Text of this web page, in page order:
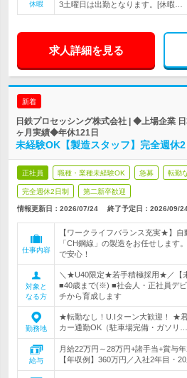
休暇 3土曜日は出勤となります。[休暇…
求人詳細を見る
新着
日鉄プロセッシング株式会社 | ◆上場企業
ヶ月実績◆年休121日
未経験OK【製造スタッフ】完全週休
正社員 職種・業種未経験OK 急募 転勤
完全週休2日制 第二新卒歓迎
情報更新日：2026/07/24 終了予定日： 2026/09/
仕事内容
【ワークライフバランス充実★】
「CH鋼線」の製造をお任せしま
で安心！
対象と
なる方
＼★U40限定★若手積極採用★／【
■40歳まで(※) ■社会人・正社員デ
チから育成します
勤務地
★転勤なし！U.Iターン大歓迎！ ★
カー通勤OK（駐車場完備・ガソリ…
給与
月給22万円～28万円+諸手当+賞与
【年収例】360万円／入社2年目・